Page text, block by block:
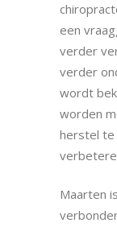
een
verder
verder
wordt
worden
herstel te
Maarten